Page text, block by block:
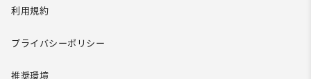
利用規約
プライバシーポリシー
推奨環境